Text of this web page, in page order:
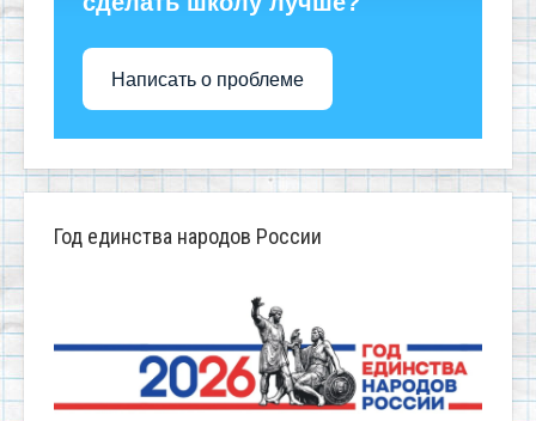
Написать о проблеме
Год единства народов России